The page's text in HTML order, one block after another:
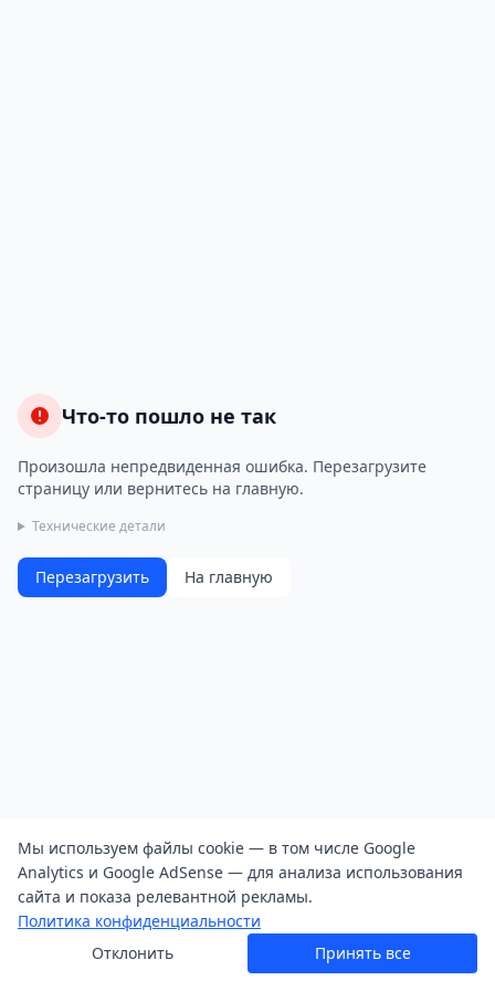
Что-то пошло не так
Произошла непредвиденная ошибка. Перезагрузите
страницу или вернитесь на главную.
Технические детали
Перезагрузить На главную
Мы используем файлы cookie — в том числе Google
Analytics и Google AdSense — для анализа использования
сайта и показа релевантной рекламы.
Политика конфиденциальности
Отклонить
Принять все